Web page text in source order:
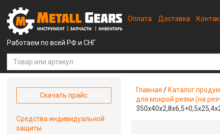
Работаем по всей РФ и СНГ
Оплата Доставка
Главная / Каталог
для мокрой резки (на
Скачать прайс
Средства индивидуальной
защиты